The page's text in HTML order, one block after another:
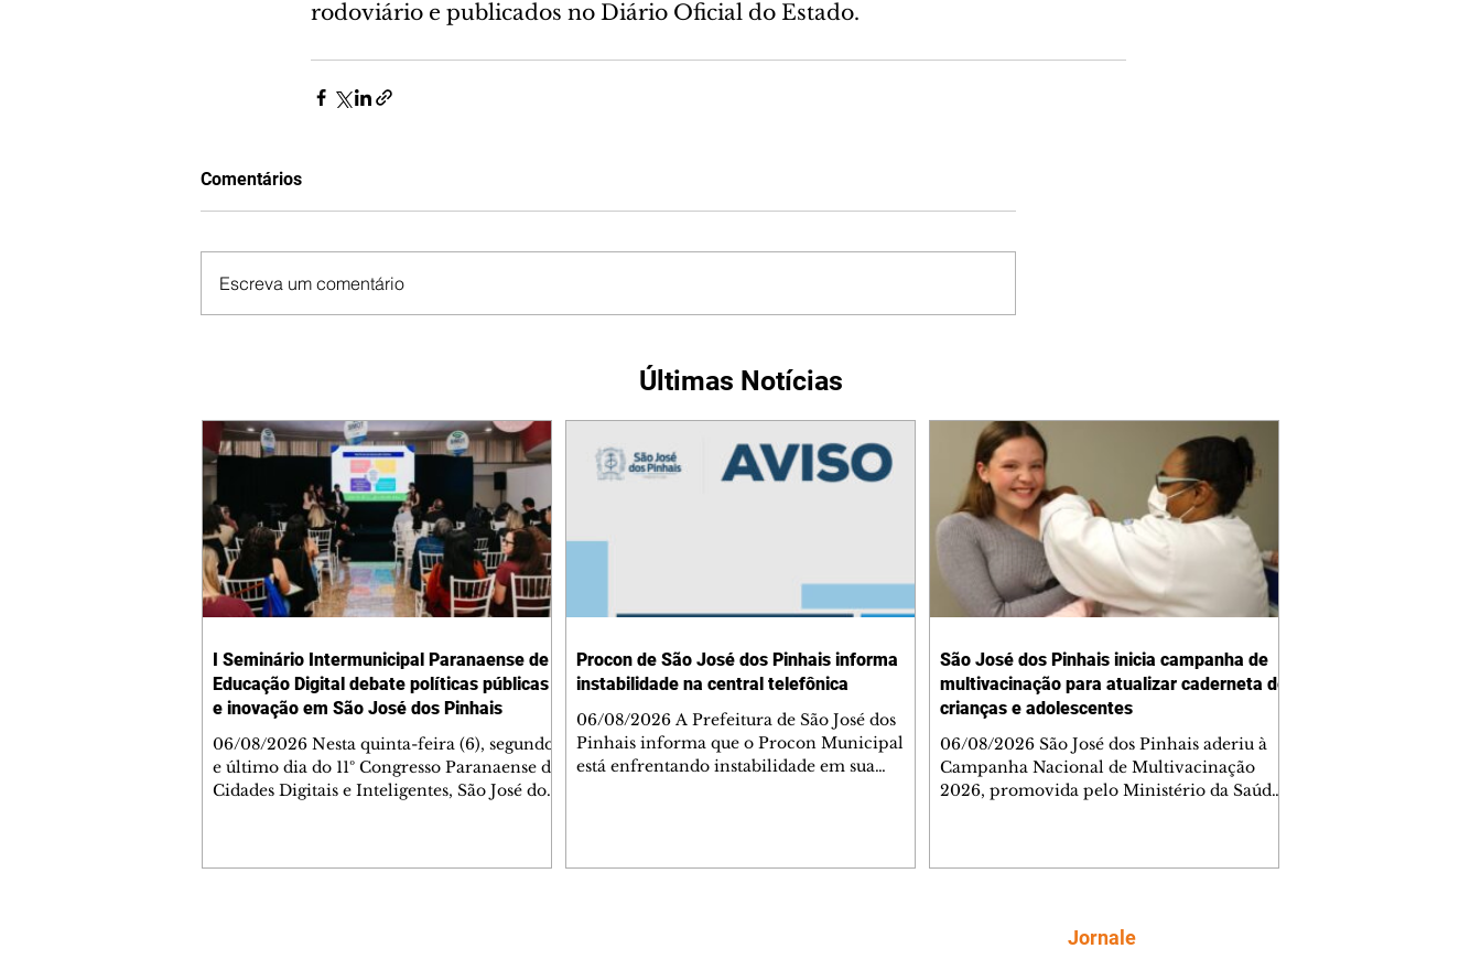
rodoviário e publicados no Diário Oficial do Estado.
Comentários
Escreva um comentário
Últimas Notícias
I Seminário Intermunicipal Paranaense de
Educação Digital debate políticas públicas
e inovação em São José dos Pinhais
06/08/2026 Nesta quinta-feira (6), segundo
e último dia do 11º Congresso Paranaense de
Cidades Digitais e Inteligentes, São José dos
Procon de São José dos Pinhais informa
instabilidade na central telefônica
06/08/2026 A Prefeitura de São José dos
Pinhais informa que o Procon Municipal
está enfrentando instabilidade em sua
São José dos Pinhais inicia campanha de
multivacinação para atualizar caderneta de
crianças e adolescentes
06/08/2026 São José dos Pinhais aderiu à
Campanha Nacional de Multivacinação
2026, promovida pelo Ministério da Saúde
vacinal no município. Segundo a Secretaria
Jornale